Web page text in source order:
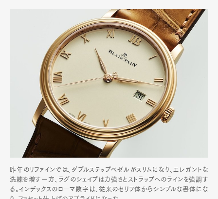
昨年のリファインでは、ダブルステップベゼルがスリムになり、エレガントな
洗練を増す一方、ラグのシェイプは力強さとストラップへのラインを強調す
る。インデックスのローマ数字は、従来のセリフ体からシンプルな書体にな